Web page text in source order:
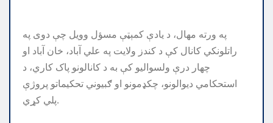
په ورته مهال، د یادې کمېټې مسؤل وویل چې دوی په
راتلونکي کانال کې د کندز ولایت په علي آباد، خان آباد او
چهار درې ولسوالیو کې به د کانالونو پاک کاري، د
استحکامي دیوالونو، چکډمونو او ګبیوني تحکیماتو پروژې
پلي کړي.